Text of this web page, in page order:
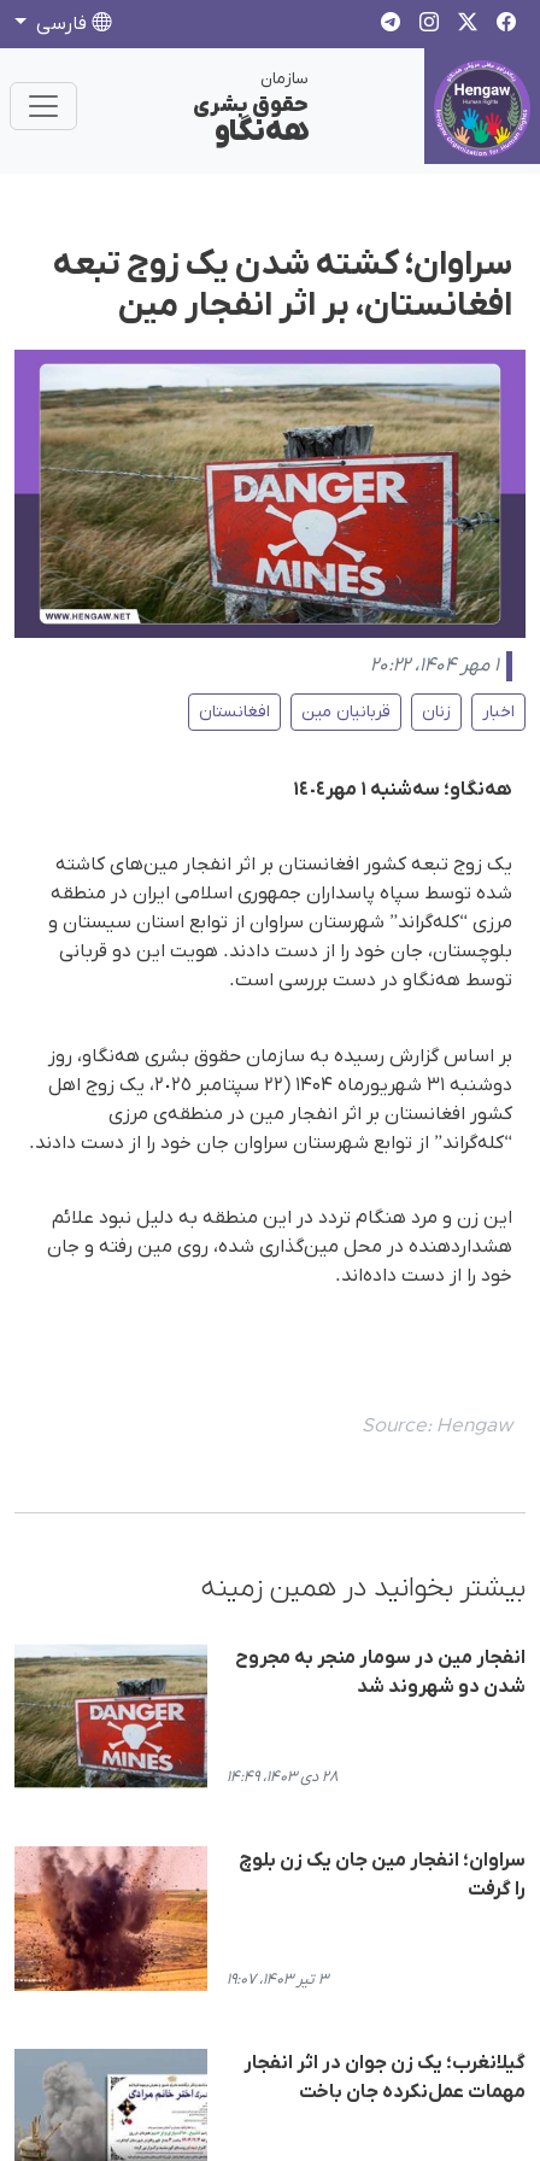
فارسی
سازمان
حقوق بشری
هەنگاو
سراوان؛ کشتە شدن یک زوج تبعه
افغانستان، بر اثر انفجار مین
۱ مهر ۱۴۰۴، ۲۰:۲۲
اخبار زنان قربانیان مین افغانستان
هەنگاو؛ سه‌شنبە ١ مهر١٤٠٤
یک زوج تبعە کشور افغانستان بر اثر انفجار مین‌های کاشته
شده توسط سپاه پاسداران جمهوری اسلامی ایران در منطقه
مرزی “کله‌گراند” شهرستان سراوان از توابع استان سیستان و
بلوچستان، جان خود را از دست دادند. هویت این دو قربانی
توسط هه‌نگاو در دست بررسی است.
بر اساس گزارش رسیده به سازمان حقوق بشری هه‌نگاو، روز
دوشنبه ٣١ شهریورماه ۱۴۰۴ (٢٢ سپتامبر ٢٠٢٥، یک زوج اهل
کشور افغانستان بر اثر انفجار مین در منطقه‌ی مرزی
“کله‌گراند” از توابع شهرستان سراوان جان خود را از دست دادند.
این زن و مرد هنگام تردد در این منطقە به دلیل نبود علائم
هشداردهنده در محل مین‌گذاری شده، روی مین رفته و جان
خود را از دست دادەاند.
Source: Hengaw
بیشتر بخوانید در همین زمینه
انفجار مین در سومار منجر به مجروح
شدن دو شهروند شد
۲۸ دی ۱۴۰۳، ۱۴:۴۹
سراوان؛ انفجار مین‌ جان یک زن بلوچ
را گرفت
۳ تیر ۱۴۰۳، ۱۹:۰۷
گیلانغرب؛ یک زن جوان در اثر انفجار
مهمات عمل‌نکرده جان باخت